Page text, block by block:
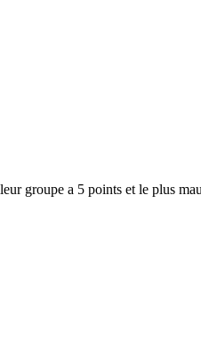
groupe a 5 points et le plus